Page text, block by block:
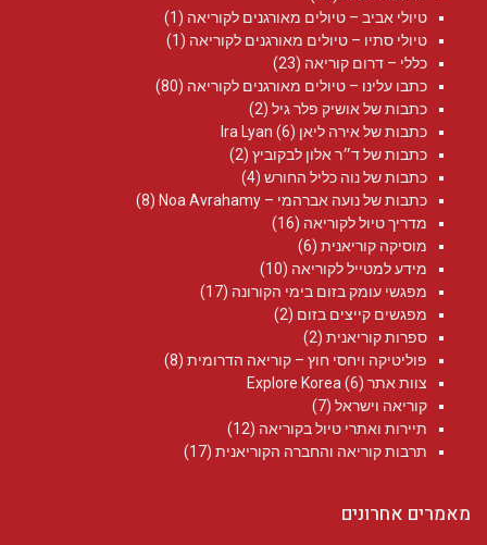
טיולי אביב – טיולים מאורגנים לקוריאה (1)
טיולי סתיו – טיולים מאורגנים לקוריאה (1)
כללי – דרום קוריאה (23)
כתבו עלינו – טיולים מאורגנים לקוריאה (80)
כתבות של אושיק פלר גיל (2)
כתבות של אירה ליאן Ira Lyan (6)
כתבות של ד״ר אלון לבקוביץ (2)
כתבות של נוה כליל החורש (4)
כתבות של נועה אברהמי – Noa Avrahamy‏
(8)
מדריך טיול לקוריאה (16)
מוסיקה קוריאנית (6)
מידע למטייל לקוריאה (10)
מפגשי עומק בזום בימי הקורונה (17)
מפגשים קייצים בזום (2)
ספרות קוריאנית (2)
פוליטיקה ויחסי חוץ – קוריאה הדרומית (8)
צוות אתר Explore Korea (6)
קוריאה וישראל (7)
תיירות ואתרי טיול בקוריאה (12)
תרבות קוריאה והחברה הקוריאנית (17)
מאמרים אחרונים